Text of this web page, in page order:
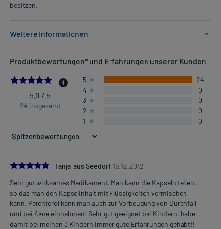
besitzen.
Weitere Informationen
- Durchfälle, vor allem, wenn sie akut sind
- Durchfälle unter Sondenernährung
- Akne, unterstützende Behandlung
Dosierung und Anwendungshinweise:
Kinder ab 2 Jahren und Erwachsene
1 Kapsel
vor der Mahlzeit
Kinder ab 2 Jahren und Erwachsene
1 Kapsel
3 Kapseln pro Tag
vor der Mahlzeit
Mehr anzeigen
Produktbewertungen* und Erfahrungen unserer Kunden
5.0
5,0 / 5
24 insgesamt
5
24
4
0
3
0
2
0
1
0
5.0
Tanja aus Seedorf 19.12.2012
Sehr gut wirksames Medikament. Man kann die Kapseln teilen,
so das man den Kapselinhalt mit Flüssigkeiten vermischen
kann. Perenterol kann man auch zur Vorbeugung von Durchfall
und bei Akne einnehmen! Sehr gut geeignet bei Kindern, habe
damit bei meinen 3 Kindern immer gute Erfahrungen gehabt!!